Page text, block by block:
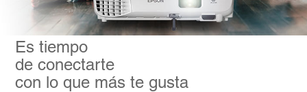
Es tiempo
de conectarte
con lo que más te gusta